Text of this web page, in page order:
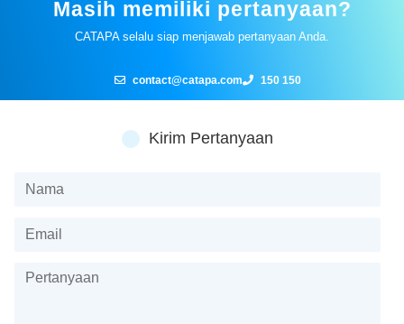
Masih memiliki pertanyaan?
CATAPA selalu siap menjawab pertanyaan Anda.
contact@catapa.com 150 150
Kirim Pertanyaan